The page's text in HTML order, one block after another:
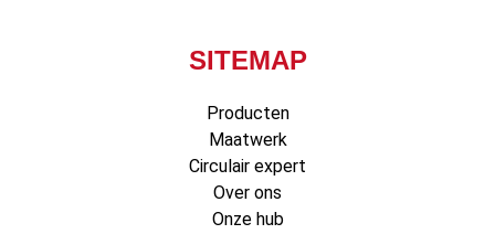
SITEMAP
Producten
Maatwerk
Circulair expert
Over ons
Onze hub